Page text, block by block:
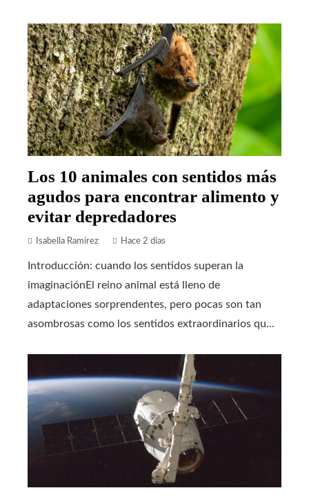
Los 10 animales con sentidos más
agudos para encontrar alimento y
evitar depredadores
Isabella Ramírez Hace 2 días
Introducción: cuando los sentidos superan la
imaginaciónEl reino animal está lleno de
adaptaciones sorprendentes, pero pocas son tan
asombrosas como los sentidos extraordinarios qu...